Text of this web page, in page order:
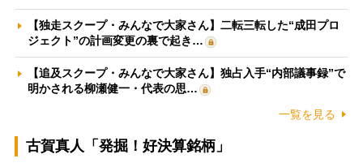
【独走スクープ・みんなで大家さん】二転三転した“成田プロ
ジェクト”の計画変更の裏で起き…
【追及スクープ・みんなで大家さん】独占入手“内部議事録”で
明かされる柳瀬健一・代表の思…
一覧を見る
古賀真人「発掘！好決算銘柄」